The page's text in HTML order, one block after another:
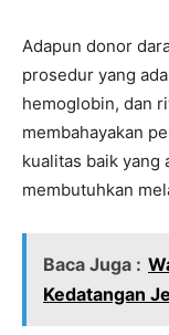
Adapun donor
prosedur yang
hemoglobin, dan
membahayakan
kualitas baik yang
membutuhkan
Baca Juga :
Kedatangan